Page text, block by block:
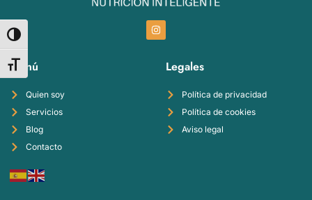
Alternar alto contraste
Alternar tamaño de letra
Menú
Quien soy
Servicios
Blog
Contacto
Legales
Política de privacidad
Política de cookies
Aviso legal